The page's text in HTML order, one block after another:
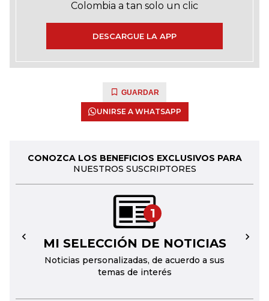
Colombia a tan solo un clic
DESCARGUE LA APP
GUARDAR
UNIRSE A WHATSAPP
CONOZCA LOS BENEFICIOS EXCLUSIVOS PARA
NUESTROS SUSCRIPTORES
1
MI SELECCIÓN DE NOTICIAS
Noticias personalizadas, de acuerdo a sus
temas de interés
← →